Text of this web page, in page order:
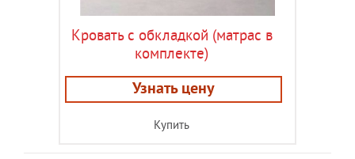
Кровать с обкладкой (матрас в
комплекте)
Узнать цену
Купить